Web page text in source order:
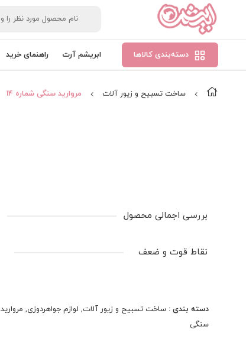
دسته‌بندی کالاها ابریشم آرت راهنمای خرید
ساخت تسبیح و زیور آلات مروارید سنگی شماره 14
بررسی اجمالی محصول
سایز ۱۴ هر بند حدودا ۶۰ عدد
میباشد.
نقاط قوت و ضعف
دسته بندی : ساخت تسبیح و زیور آلات, لوازم جواهردوزی, مروارید
سنگی